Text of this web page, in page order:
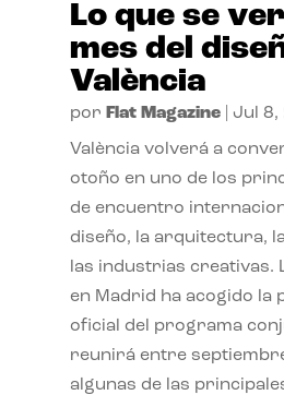
Lo que se
mes del
València
por Flat Magazine| Jul 8,
València volverá a
otoño en uno de los
de encuentro
diseño, la arquitectura,
las industrias creativas.
en Madrid ha acogido la
oficial del programa
reunirá entre
algunas de las